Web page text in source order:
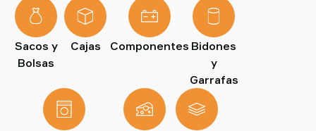
Sacos y
Bolsas
Cajas Componentes Bidones
y
Garrafas